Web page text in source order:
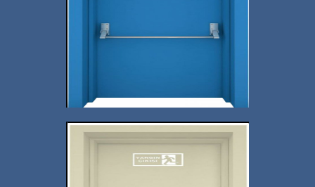
İstanbul Yangın Kapısı
Firma Sayfası